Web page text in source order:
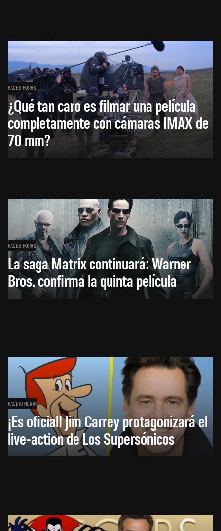
HACE 9 HORAS
¿Qué tan caro es filmar una película
completamente con cámaras IMAX de
70 mm?
HACE 9 HORAS
La saga Matrix continuará: Warner
Bros. confirma la quinta película
HACE 10 HORAS
¡Es oficial! Jim Carrey protagonizará el
live-action de Los Supersónicos